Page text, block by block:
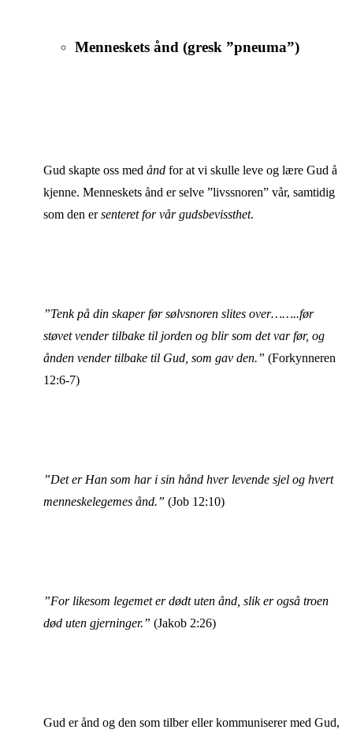
Menneskets ånd (gresk ”pneuma”)
Gud skapte oss med ånd for at vi skulle leve og lære Gud å
kjenne. Menneskets ånd er selve ”livssnoren” vår, samtidig
som den ersenteret for vår gudsbevissthet.
”Tenk på din skaper før sølvsnoren slites over……..før
støvet vender tilbake til jorden og blir som det var før, og
ånden vender tilbake til Gud, som gav den.” (Forkynneren
12:6-7)
”Det er Han som har i sin hånd hver levende sjel og hvert
menneskelegemes ånd.” (Job 12:10)
”For likesom legemet er dødt uten ånd, slik er også troen
død uten gjerninger.” (Jakob 2:26)
Gud er ånd og den som tilber eller kommuniserer med Gud,